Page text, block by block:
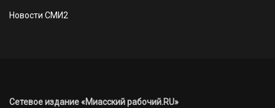
Новости СМИ2
Сетевое издание «Миасский рабочий.RU»